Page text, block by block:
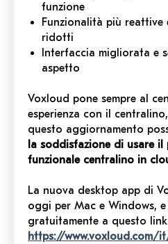
funzione
Funzionalità più reattive
ridotti
Interfaccia migliorata e
aspetto
Voxloud pone sempre al
esperienza con il
questo aggiornamento
la soddisfazione di usare il
funzionale centralino in
La nuova desktop app di
oggi per Mac e Windows,
gratuitamente a questo
https://